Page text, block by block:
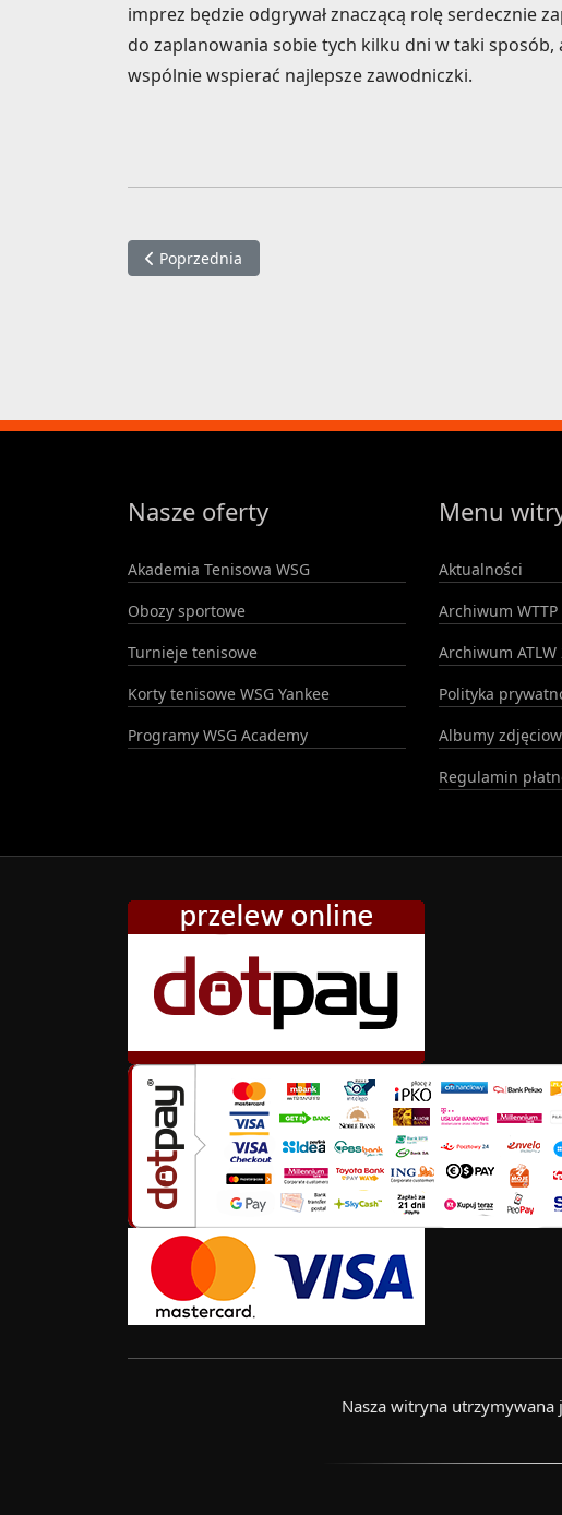
imprez będzie odgrywał znaczącą rolę serdecznie
do zaplanowania sobie tych kilku dni w taki
wspólnie wspierać najlepsze zawodniczki.
Poprzednia strona: Konferencja prasowa
Poprzednia
Nasze oferty
Akademia Tenisowa WSG
Obozy sportowe
Turnieje tenisowe
Korty tenisowe WSG Yankee
Programy WSG Academy
Menu
Aktualności
Archiwum
Archiwum ATLW
Polityka
Albumy
Regulamin
Nasza witryna